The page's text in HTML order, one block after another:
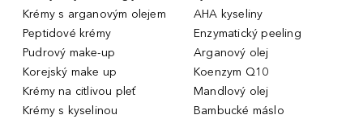
Krémy s arganovým olejem
Peptidové krémy
Pudrový make-up
Korejský make up
Krémy na citlivou pleť
Krémy s kyselinou
AHA kyseliny
Enzymatický peeling
Arganový olej
Koenzym Q10
Mandlový olej
Bambucké máslo